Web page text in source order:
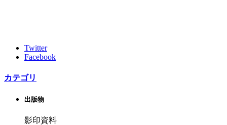
Twitter
Facebook
カテゴリ
出版物
影印資料